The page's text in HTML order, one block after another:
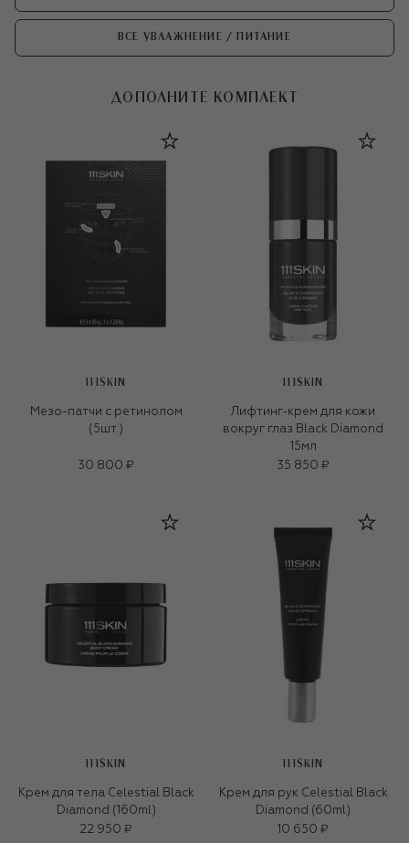
ВСЕ УВЛАЖНЕНИЕ / ПИТАНИЕ
ДОПОЛНИТЕ КОМПЛЕКТ
111SKIN
Мезо-патчи с ретинолом
(5шт.)
30 800 ₽
111SKIN
Лифтинг-крем для кожи
вокруг глаз Black Diamond
15мл
35 850 ₽
111SKIN
Крем для тела Celestial Black
Diamond (160ml)
22 950 ₽
111SKIN
Крем для рук Celestial Black
Diamond (60ml)
10 650 ₽